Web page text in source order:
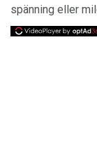
spänning eller